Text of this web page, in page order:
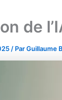
de
/ ParGuillaume